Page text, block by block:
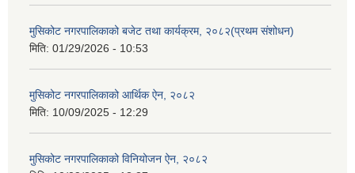
मुसिकोट नगरपालिकाको बजेट तथा कार्यक्रम, २०८२(प्रथम संशोधन)
मिति: 01/29/2026 - 10:53
मुसिकोट नगरपालिकाको आर्थिक ऐन, २०८२
मिति: 10/09/2025 - 12:29
मुसिकोट नगरपालिकाको विनियोजन ऐन, २०८२